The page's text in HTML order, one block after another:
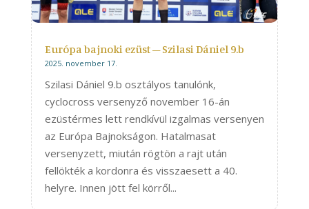
Európa bajnoki ezüst – Szilasi Dániel 9.b
2025. november 17.
Szilasi Dániel 9.b osztályos tanulónk,
cyclocross versenyző november 16-án
ezüstérmes lett rendkívül izgalmas versenyen
az Európa Bajnokságon. Hatalmasat
versenyzett, miután rögtön a rajt után
fellökték a kordonra és visszaesett a 40.
helyre. Innen jött fel körről...